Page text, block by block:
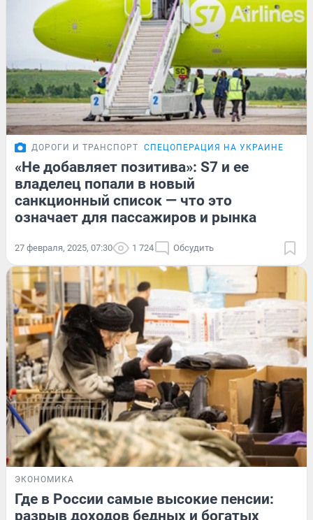
ДОРОГИ И ТРАНСПОРТ СПЕЦОПЕРАЦИЯ НА УКРАИНЕ
«Не добавляет позитива»: S7 и ее
владелец попали в новый
санкционный список — что это
означает для пассажиров и рынка
27 февраля, 2025, 07:30 1 724 Обсудить
ЭКОНОМИКА
Где в России самые высокие пенсии:
разрыв доходов бедных и богатых